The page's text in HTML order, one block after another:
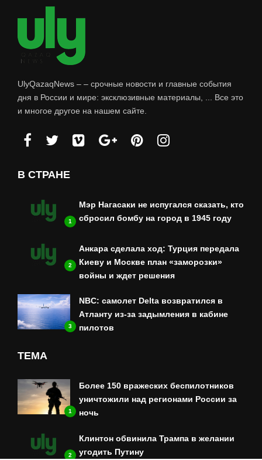
UlyQazaqNews – – срочные новости и главные события
дня в России и мире: эксклюзивные материалы, ... Все это
и многое другое на нашем сайте.
В СТРАНЕ
1
Мэр Нагасаки не испугался сказать, кто
сбросил бомбу на город в 1945 году
2
Анкара сделала ход: Турция передала
Киеву и Москве план «заморозки»
войны и ждет решения
3
NBC: самолет Delta возвратился в
Атланту из-за задымления в кабине
пилотов
ТЕМА
1
Более 150 вражеских беспилотников
уничтожили над регионами России за
ночь
2
Клинтон обвинила Трампа в желании
угодить Путину